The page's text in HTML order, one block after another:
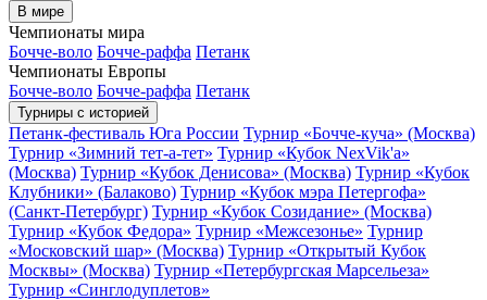
В мире
Чемпионаты мира
Бочче-воло Бочче-раффа Петанк
Чемпионаты Европы
Бочче-воло Бочче-раффа Петанк
Турниры с историей
Петанк-фестиваль Юга России Турнир «Бочче-куча» (Москва)
Турнир «Зимний тет-а-тет» Турнир «Кубок NexVik'a»
(Москва) Турнир «Кубок Денисова» (Москва) Турнир «Кубок
Клубники» (Балаково) Турнир «Кубок мэра Петергофа»
(Санкт-Петербург) Турнир «Кубок Созидание» (Москва)
Турнир «Кубок Федора» Турнир «Межсезонье» Турнир
«Московский шар» (Москва) Турнир «Открытый Кубок
Москвы» (Москва) Турнир «Петербургская Марсельеза»
Турнир «Синглодуплетов»